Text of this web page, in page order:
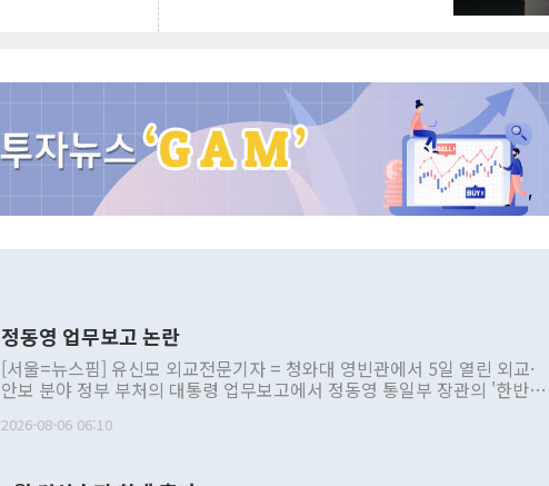
정동영 업무보고 논란
[서울=뉴스핌] 유신모 외교전문기자 = 청와대 영빈관에서 5일 열린 외교·
안보 분야 정부 부처의 대통령 업무보고에서 정동영 통일부 장관의 '한반도
발언 중에는 정부 내 조율을 거치지 않은 사안을 정책으로 추진하겠다고 공
2026-08-06 06:10